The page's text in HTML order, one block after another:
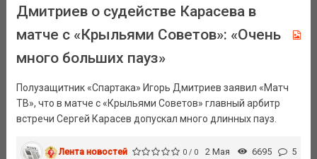
Дмитриев о судействе Карасева в
матче с «Крыльями Советов»: «Очень
много больших пауз»
Полузащитник «Спартака» Игорь Дмитриев заявил «Матч
ТВ», что в матче с «Крыльями Советов» главный арбитр
встречи Сергей Карасев допускал много длинных пауз.
Лента новостей 0 / 0 2 Мая 6695 5